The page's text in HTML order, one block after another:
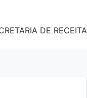
DE RECEITA